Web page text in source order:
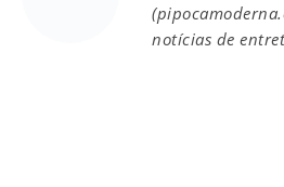
notícias de